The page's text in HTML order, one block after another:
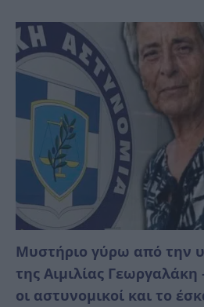
Mυστήριο γύρω από την
της Αιμιλίας Γεωργαλάκη
οι αστυνομικοί και το